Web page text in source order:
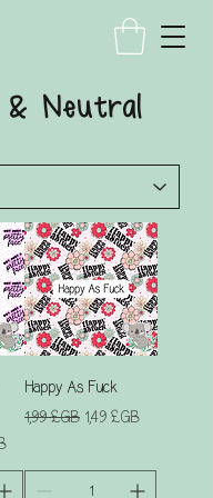
& Neutral
Happy As Fuck
Prix original
1,99 £GB Prix promotionnel
1,49 £GB